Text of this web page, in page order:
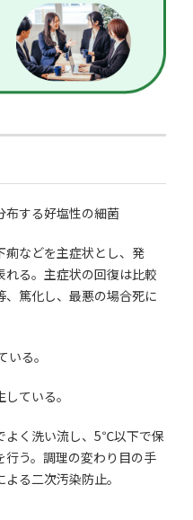
布する好塩性の細菌
痢などを主症状とし、発
る。主症状の回復は比較
篤化し、最悪の場合死に
る。
ている。
よく洗い流し、5℃以下で保
う。調理の変わり目の手
る二次汚染防止。